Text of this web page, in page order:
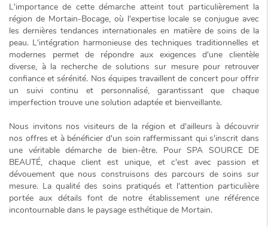
L'importance de cette démarche atteint tout particulièrement la
région de Mortain-Bocage, où l'expertise locale se conjugue avec
les dernières tendances internationales en matière de soins de la
peau. L'intégration harmonieuse des techniques traditionnelles et
modernes permet de répondre aux exigences d'une clientèle
diverse, à la recherche de solutions sur mesure pour retrouver
confiance et sérénité. Nos équipes travaillent de concert pour offrir
un suivi continu et personnalisé, garantissant que chaque
imperfection trouve une solution adaptée et bienveillante.
Nous invitons nos visiteurs de la région et d'ailleurs à découvrir
nos offres et à bénéficier d'un soin raffermissant qui s'inscrit dans
une véritable démarche de bien-être. Pour SPA SOURCE DE
BEAUTÉ, chaque client est unique, et c'est avec passion et
dévouement que nous construisons des parcours de soins sur
mesure. La qualité des soins pratiqués et l'attention particulière
portée aux détails font de notre établissement une référence
incontournable dans le paysage esthétique de Mortain.